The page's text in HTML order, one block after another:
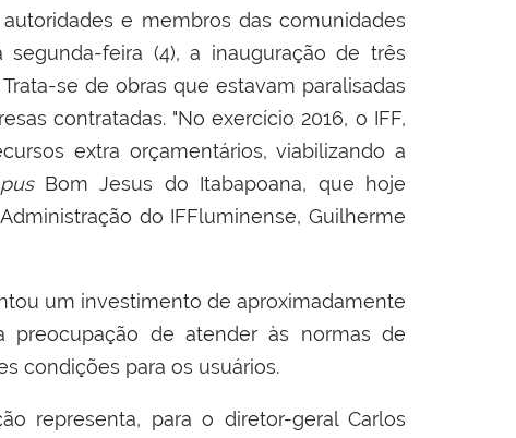
e membros das comunidades
feira (4), a inauguração de três
se de obras que estavam paralisadas
contratadas. "No exercício 2016, o IFF,
extra orçamentários, viabilizando a
Bom Jesus do Itabapoana, que hoje
do IFFluminense, Guilherme
um investimento de aproximadamente
preocupação de atender às normas de
condições para os usuários.
representa, para o diretor-geral Carlos